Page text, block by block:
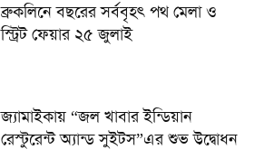
ব্রুকলিনে বছরের সর্ববৃহৎ পথ মেলা ও
স্ট্রিট ফেয়ার ২৫ জুলাই
জ্যামাইকায় “জল খাবার ইন্ডিয়ান
রেস্টুরেন্ট অ্যান্ড সুইটস”এর শুভ উদ্বোধন